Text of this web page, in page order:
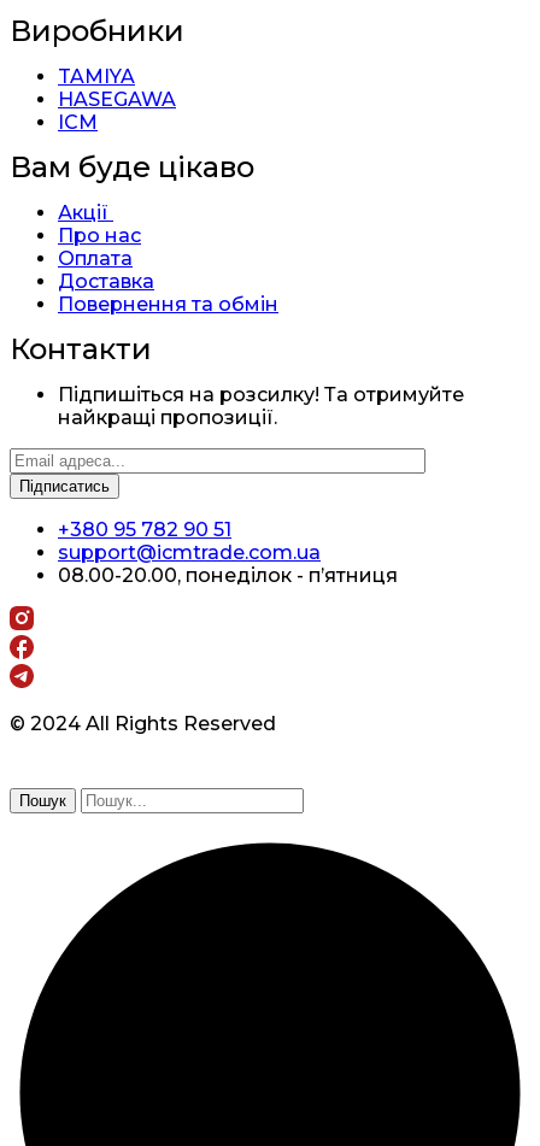
Виробники
TAMIYA
HASEGAWA
ICM
Вам буде цікаво
Акції
Про нас
Оплата
Доставка
Повернення та обмін
Контакти
Підпишіться на розсилку! Та отримуйте
найкращі пропозиції.
+380 95 782 90 51
support@icmtrade.com.ua
08.00-20.00, понеділок - п’ятниця
© 2024 All Rights Reserved
Пошук